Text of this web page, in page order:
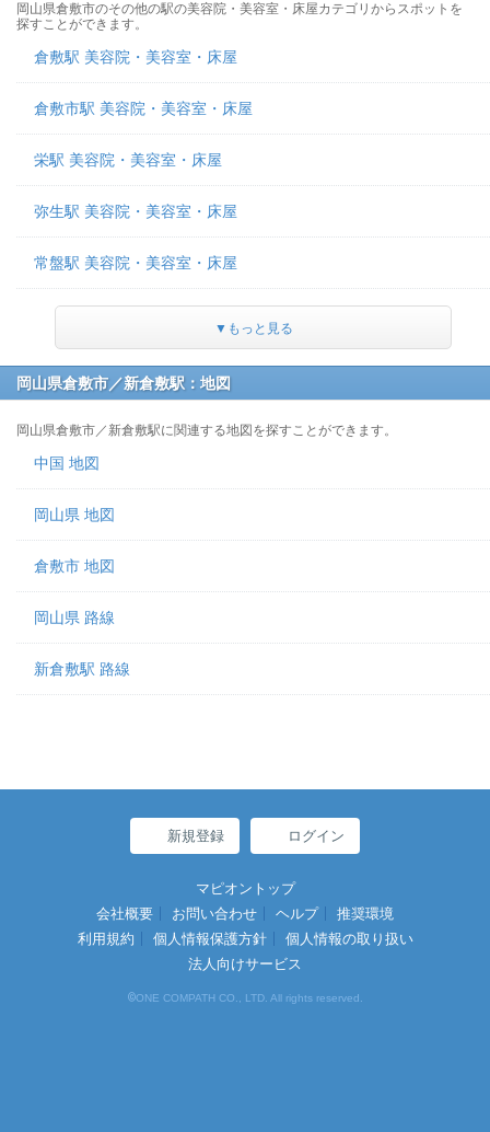
岡山県倉敷市のその他の駅の美容院・美容室・床屋カテゴリからスポットを
探すことができます。
倉敷駅 美容院・美容室・床屋
倉敷市駅 美容院・美容室・床屋
栄駅 美容院・美容室・床屋
弥生駅 美容院・美容室・床屋
常盤駅 美容院・美容室・床屋
▼もっと見る
岡山県倉敷市／新倉敷駅：地図
岡山県倉敷市／新倉敷駅に関連する地図を探すことができます。
中国 地図
岡山県 地図
倉敷市 地図
岡山県 路線
新倉敷駅 路線
新規登録 ログイン
マピオントップ
会社概要
お問い合わせ ヘルプ
推奨環境
利用規約
個人情報保護方針
個人情報の取り扱い
法人向けサービス
©ONE COMPATH CO., LTD. All rights reserved.